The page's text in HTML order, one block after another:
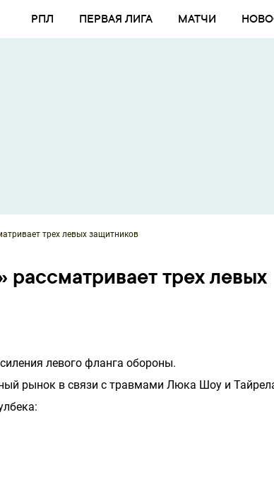
РПЛ ПЕРВАЯ ЛИГА МАТЧИ
трех левых защитников
трех левых
левого фланга обороны.
рынок в связи с травмами Люка Шоу и